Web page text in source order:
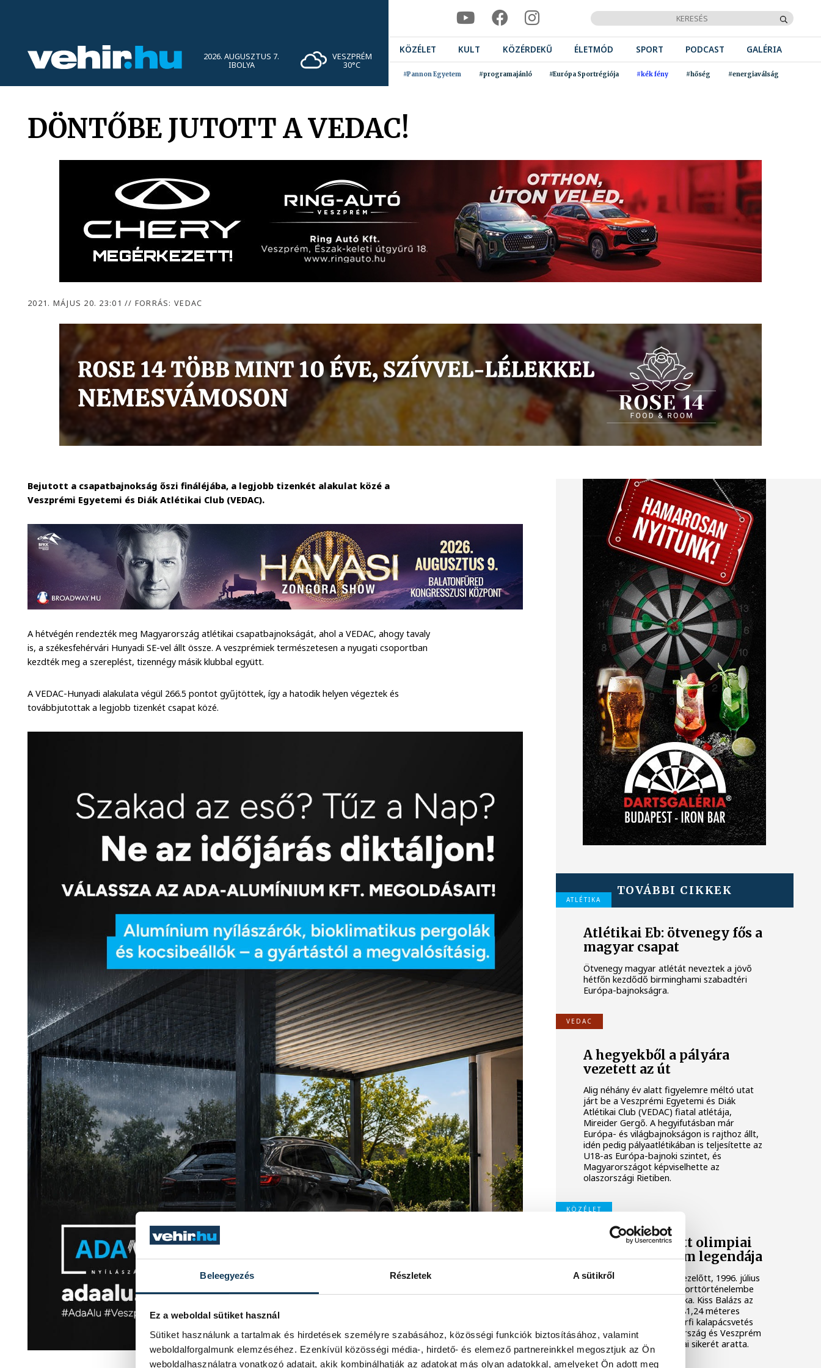
Beleegyezés Részletek A sütikről
Ez a weboldal sütiket használ
Sütiket használunk a tartalmak és hirdetések személyre szabásához, közösségi funkciók biztosításához, valamint
weboldalforgalmunk elemzéséhez. Ezenkívül közösségi média-, hirdető- és elemező partnereinkkel megosztjuk az Ön
weboldalhasználatra vonatkozó adatait, akik kombinálhatják az adatokat más olyan adatokkal, amelyeket Ön adott meg
2026. AUGUSZTUS 7.
IBOLYA
VESZPRÉM
30°C
KÖZÉLET KULT KÖZÉRDEKŰ ÉLETMÓD SPORT PODCAST GALÉRIA
#Pannon Egyetem #programajánló #Európa Sportrégiója #kék fény #hőség #energiaválság
DÖNTŐBE JUTOTT A VEDAC!
2021. MÁJUS 20. 23:01// FORRÁS: VEDAC
Bejutott a csapatbajnokság őszi fináléjába, a legjobb tizenkét alakulat közé a
Veszprémi Egyetemi és Diák Atlétikai Club (VEDAC).
A hétvégén rendezték meg Magyarország atlétikai csapatbajnokságát, ahol a VEDAC, ahogy tavaly
is, a székesfehérvári Hunyadi SE-vel állt össze. A veszprémiek természetesen a nyugati csoportban
kezdték meg a szereplést, tizennégy másik klubbal együtt.
A VEDAC-Hunyadi alakulata végül 266.5 pontot gyűjtöttek, így a hatodik helyen végeztek és
továbbjutottak a legjobb tizenkét csapat közé.
TOVÁBBI CIKKEK
ATLÉTIKA
Atlétikai Eb: ötvenegy fős a
magyar csapat
Ötvenegy magyar atlétát neveztek a jövő
hétfőn kezdődő birminghami szabadtéri
Európa-bajnokságra.
VEDAC
A hegyekből a pályára
vezetett az út
Alig néhány év alatt figyelemre méltó utat
járt be a Veszprémi Egyetemi és Diák
Atlétikai Club (VEDAC) fiatal atlétája,
Mireider Gergő. A hegyifutásban már
Európa- és világbajnokságon is rajthoz állt,
idén pedig pályaatlétikában is teljesítette az
U18-as Európa-bajnoki szintet, és
Magyarországot képviselhette az
olaszországi Rietiben.
KÖZÉLET
Harminc éve lett olimpiai
bajnok Veszprém legendája
Pontosan harminc évvel ezelőtt, 1996. július
28-án írta be magát a sporttörténelembe
Veszprém olimpiai bajnoka. Kiss Balázs az
atlantai nyári játékokon 81,24 méteres
dobással megnyerte a férfi kalapácsvetés
döntőjét, ezzel Magyarország és Veszprém
egyik legnagyobb atlétikai sikerét aratta.